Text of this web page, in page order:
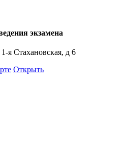
экзамена
я Стахановская, д 6
Открыть